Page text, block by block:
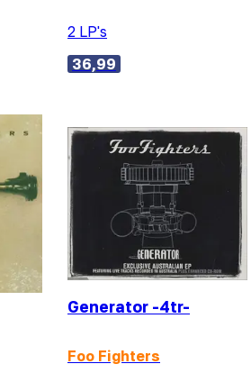
2 LP's
36,99
Generator -4tr-
Foo Fighters